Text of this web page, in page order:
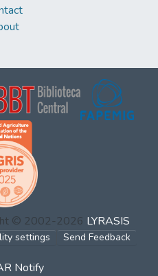
© 2002-2026 LYRASIS
settings Send Feedback
Notify